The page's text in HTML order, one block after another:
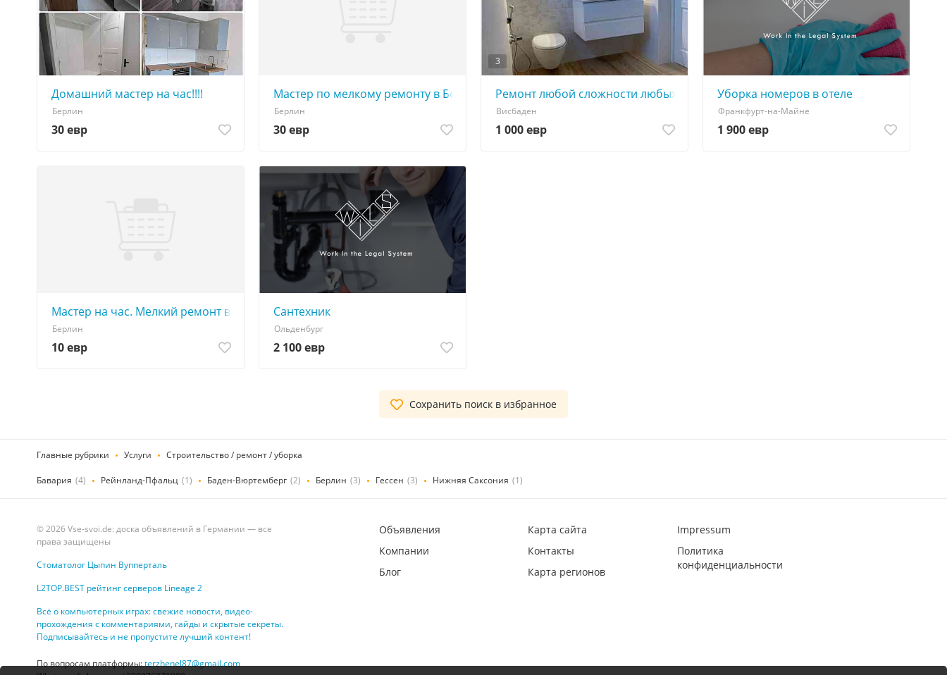
Домашний мастер на час!!!!
Берлин
30 евр
Мастер по мелкому ремонту в Берлине. Срочный выезд. Без выходных. Все районы. Без терминов.
Берлин
30 евр
3
Ремонт любой сложности любых помещений!
Висбаден
1 000 евр
Уборка номеров в отеле
Франкфурт-на-Майне
1 900 евр
Мастер на час. Мелкий ремонт в Берлине.
Берлин
10 евр
Сантехник
Ольденбург
2 100 евр
Сохранить поиск в избранное
Главные рубрики Услуги Строительство / ремонт / уборка
Бавария (4) Рейнланд-Пфальц (1) Баден-Вюртемберг (2) Берлин (3) Гессен (3) Нижняя Саксония (1)
© 2026 Vse-svoi.de: доска объявлений в Германии — все
права защищены
Стоматолог Цыпин Вупперталь
L2TOP.BEST рейтинг серверов Lineage 2
Всё о компьютерных играх: свежие новости, видео-
прохождения с комментариями, гайды и скрытые секреты.
Подписывайтесь и не пропустите лучший контент!
Объявления
Компании
Блог
Карта сайта
Контакты
Карта регионов
Impressum
Политика
конфиденциальности
По вопросам платформы:terzhenel87@gmail.com